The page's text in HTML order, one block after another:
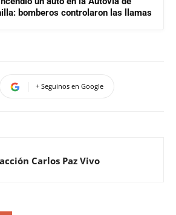
bomberos controlaron las llamas
+ Seguinos en Google
Carlos Paz Vivo